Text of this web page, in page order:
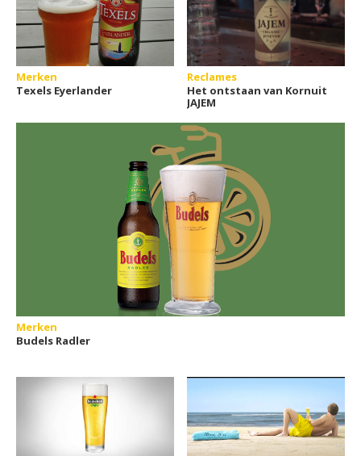
Merken
Texels Eyerlander
Reclames
Het ontstaan van Kornuit
JAJEM
Merken
Budels Radler